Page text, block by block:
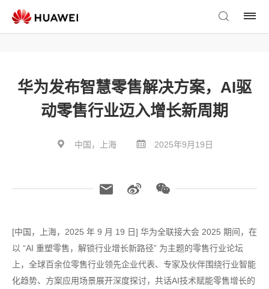
华为发布智慧零售解决方案，AI驱
动零售行业迈入增长新周期
中国，上海 2025年9月19日
[中国，上海，2025 年 9 月 19 日] 华为全联接大会 2025 期间，在
以 “AI 重塑零售，解锁行业增长新路径” 为主题的零售行业论坛
上，全球百余位零售行业领先企业代表、专家及伙伴围绕行业智能
化趋势、方案应用场景展开深度探讨，共话AI技术赋能零售增长的